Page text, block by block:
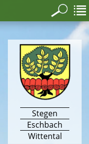
Stegen
Eschbach
Wittental